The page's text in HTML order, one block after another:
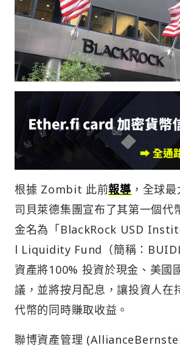
根據 Zombit 此前報導，全球
司貝萊德集團宣布了其第一個代
金名為「BlackRock USD
l Liquidity Fund（簡稱：
資產將100% 投資於現金、美國
議，並將按月配息，讓投資人在
代幣的同時賺取收益。
聯博資產管理